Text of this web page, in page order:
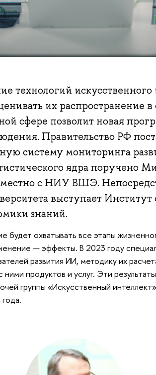
технологий
их распространение в
сфере позволит новая
Правительство РФ
систему мониторинга
ядра поручено
с НИУ ВШЭ.
выступает Институт
знаний.
будет охватывать все этапы
— эффекты. В 2023 году
развития ИИ, методику их
ними продуктов и услуг. Эти
группы «Искусственный